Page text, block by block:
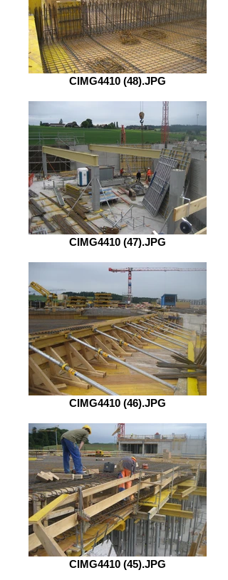
CIMG4410 (48).JPG
CIMG4410 (47).JPG
CIMG4410 (46).JPG
CIMG4410 (45).JPG